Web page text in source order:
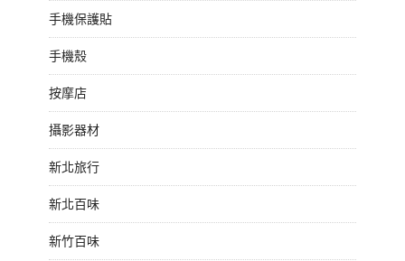
手機保護貼
手機殼
按摩店
攝影器材
新北旅行
新北百味
新竹百味